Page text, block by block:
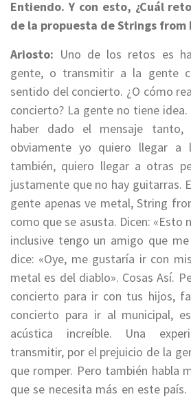
Entiendo. Y con esto, ¿Cuál
de la propuesta de Strings from
Ariosto: Uno de los retos es h
gente, o transmitir a la gente
sentido del concierto. ¿O cómo
concierto? La gente no tiene
haber dado el mensaje
obviamente yo quiero llegar a
también, quiero llegar a otras
justamente que no hay guitarras.
gente apenas ve metal, String
como que se asusta. Dicen: «Esto
inclusive tengo un amigo que
dice: «Oye, me gustaría ir con
metal es del diablo». Cosas Así.
concierto para ir con tus hijos,
concierto para ir al municipal,
acústica increíble. Una
transmitir, por el prejuicio de la
que romper. Pero también habla
que se necesita más en este país.